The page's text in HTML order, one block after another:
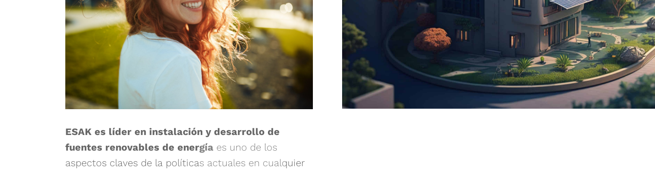
ESAK es líder en instalación y desarrollo de
fuentes renovables de energía es uno de los
aspectos claves de la políticas actuales en cualquier